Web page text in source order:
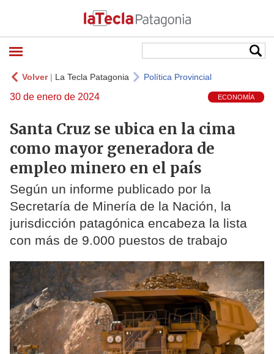
Volver| La Tecla Patagonia Política Provincial
30 de enero de 2024 ECONOMÍA
Santa Cruz se ubica en la cima
como mayor generadora de
empleo minero en el país
Según un informe publicado por la
Secretaría de Minería de la Nación, la
jurisdicción patagónica encabeza la lista
con más de 9.000 puestos de trabajo